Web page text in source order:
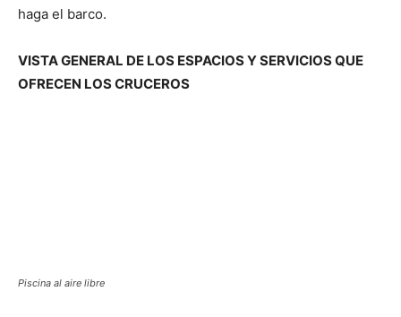
haga el barco.
VISTA GENERAL DE LOS ESPACIOS Y SERVICIOS QUE
OFRECEN LOS CRUCEROS
Piscina al aire libre